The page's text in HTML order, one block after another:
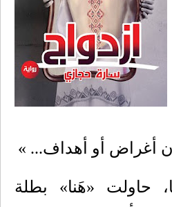
أغراض أو أهداف... »
حاولت «هَنا» بطلة